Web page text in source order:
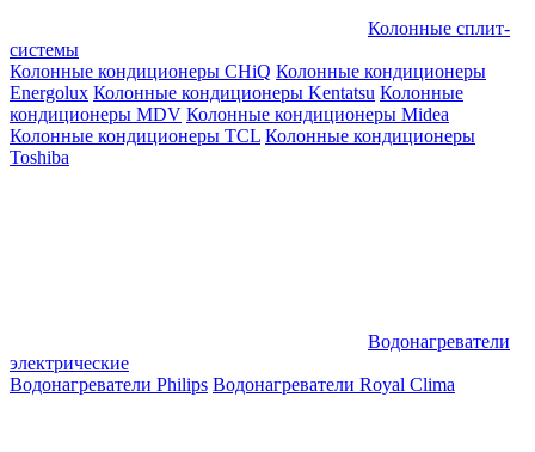
Колонные сплит-
системы
Колонные кондиционеры CHiQ Колонные кондиционеры
Energolux Колонные кондиционеры Kentatsu Колонные
кондиционеры MDV Колонные кондиционеры Midea
Колонные кондиционеры TCL Колонные кондиционеры
Toshiba
Водонагреватели
электрические
Водонагреватели Philips Водонагреватели Royal Clima